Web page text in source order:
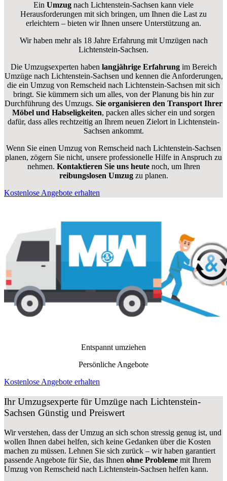
Ein Umzug nach Lichtenstein-Sachsen kann viele
Herausforderungen mit sich bringen, um Ihnen die Last zu
erleichtern – bieten wir Ihnen unsere Unterstützung an.
Wir haben mehr als 18 Jahre Erfahrung mit Umzügen nach
Lichtenstein-Sachsen.
Die Umzugsexperten haben langjährige Erfahrungim Bereich
Umzüge nach Lichtenstein-Sachsen und kennen die Anforderungen,
die ein Umzug von Remscheid nach Lichtenstein-Sachsen mit sich
bringt. Sie kümmern sich um alles, von der Planung bis hin zur
Durchführung des Umzugs. Sie organisieren den Transport Ihrer
Möbel und Habseligkeiten, packen alles sicher ein und sorgen
dafür, dass alles rechtzeitig an Ihrem neuen Zielort in Lichtenstein-
Sachsen ankommt.
Wenn Sie einen Umzug von Remscheid nach Lichtenstein-Sachsen
planen, zögern Sie nicht, unsere professionelle Hilfe in Anspruch zu
nehmen. Kontaktieren Sie uns heutenoch, um Ihren
reibungslosen Umzugzu planen.
Kostenlose Angebote erhalten
Entspannt umziehen
Persönliche Angebote
Kostenlose Angebote erhalten
Ihr Umzugsexperte für Umzüge nach Lichtenstein-
Sachsen Günstig und Preiswert
Wir verstehen, dass der Umzug an sich schon stressig genug ist, und
wollen Ihnen dabei helfen, sich keine Gedanken über die Kosten
machen zu müssen. Lehnen Sie sich zurück – wir haben garantiert
passende Angebote für Sie, das Ihnen ohne Probleme mit Ihrem
Umzug von Remscheid nach Lichtenstein-Sachsen helfen kann.